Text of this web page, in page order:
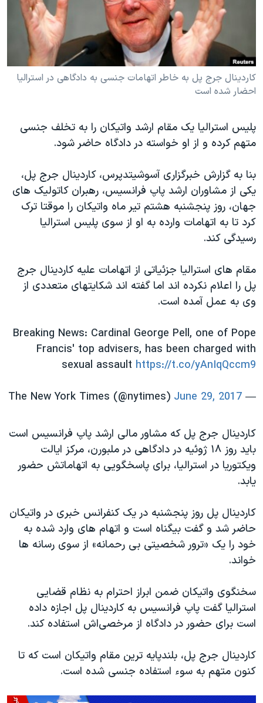
فرهنگ و زندگی
حقوق شهروندی
اقتصادی
علم و فناوری
اسرائیل در جنگ
آرشیو پخش زنده
مستندها
انتخابات ریاست جمهوری آمریکا ۲۰۲۴
حمله جمهوری اسلامی به اسرائیل
رمز مهسا
ورزش زنان در ایران
مجموعه مستندهای دادخواهی
دادگاه حمید نوری
چهل سال گروگان‌گیری
قانون شفافیت دارائی کادر رهبری ایران
اعتراضات مردمی آبان ۹۸
اسرائیل در جنگ
نرگس محمدی برنده جایزه نوبل صلح
همایش محافظه‌کاران آمریکا «سی‌پک»
صفحه‌های ویژه
سفر پرزیدنت ترامپ به چین
دنبال کنید
زبانهای مختلف
کاردینال جرج پل به خاطر اتهامات جنسی به دادگاهی در استرالیا
احضار شده است
پلیس استرالیا یک مقام ارشد واتیکان را به تخلف جنسی
متهم کرده و از او خواسته در دادگاه حاضر شود.
بنا به گزارش خبرگزاری آسوشیتدپرس، کاردینال جرج پل،
یکی از مشاوران ارشد پاپ فرانسیس، رهبران کاتولیک های
جهان، روز پنجشنبه هشتم تیر ماه واتیکان را موقتا ترک
کرد تا به اتهامات وارده به او از سوی پلیس استرالیا
رسیدگی کند.
مقام های استرالیا جزئیاتی از اتهامات علیه کاردینال جرج
پل را اعلام نکرده اند اما گفته اند شکایتهای متعددی از
وی به عمل آمده است.
Breaking News: Cardinal George Pell, one of Pope
Francis' top advisers, has been charged with
sexual assault https://t.co/yAnIqQccm9
— The New York Times (@nytimes)
June 29, 2017
کاردینال جرج پل که مشاور مالی ارشد پاپ فرانسیس است
باید روز ۱۸ ژوئیه در دادگاهی در ملبورن، مرکز ایالت
ویکتوریا در استرالیا، برای پاسخگویی به اتهاماتش حضور
یابد.
کاردینال پل روز پنجشنبه در یک کنفرانس خبری در واتیکان
حاضر شد و گفت بیگناه است و اتهام های وارد شده به
خود را یک «ترور شخصیتی بی رحمانه» از سوی رسانه ها
خواند.
سخنگوی واتیکان ضمن ابراز احترام به نظام قضایی
استرالیا گفت پاپ فرانسیس به کاردینال پل اجازه داده
است برای حضور در دادگاه از مرخصی‌اش استفاده کند.
کاردینال جرج پل، بلندپایه ترین مقام واتیکان است که تا
کنون متهم به سوء استفاده جنسی شده است.